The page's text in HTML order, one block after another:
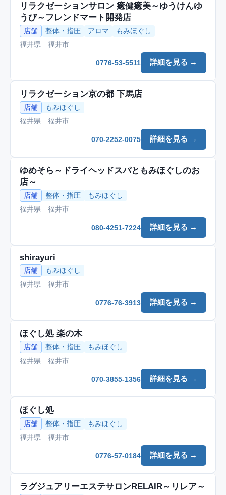
リラクゼーションサロン 癒健癒美～ゆうけんゆ
うび～フレンドマート開発店
店舗 整体・指圧 アロマ
もみほぐし
福井県 福井市
詳細を見る →
0776-53-5511
リラクゼーション京の都 下馬店
店舗
もみほぐし
福井県 福井市
詳細を見る →
070-2252-0075
ゆめそら～ドライヘッドスパともみほぐしのお
店～
店舗 整体・指圧
もみほぐし
福井県 福井市
詳細を見る →
080-4251-7224
shirayuri
店舗
もみほぐし
福井県 福井市
詳細を見る →
0776-76-3913
ほぐし処 楽の木
店舗 整体・指圧
もみほぐし
福井県 福井市
詳細を見る →
070-3855-1356
ほぐし処
店舗 整体・指圧
もみほぐし
福井県 福井市
詳細を見る →
0776-57-0184
ラグジュアリーエステサロンRELAIR～リレア～